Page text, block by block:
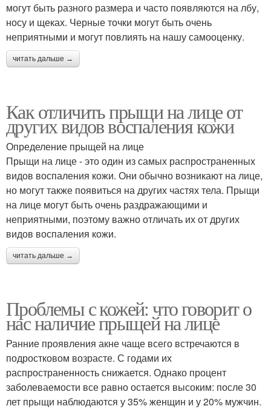
могут быть разного размера и часто появляются на лбу,
носу и щеках. Черные точки могут быть очень
неприятными и могут повлиять на нашу самооценку.
читать дальше →
Как отличить прыщи на лице от
других видов воспаления кожи
Определение прыщей на лице
Прыщи на лице - это один из самых распространенных
видов воспаления кожи. Они обычно возникают на лице,
но могут также появиться на других частях тела. Прыщи
на лице могут быть очень раздражающими и
неприятными, поэтому важно отличать их от других
видов воспаления кожи.
читать дальше →
Проблемы с кожей: что говорит о
нас наличие прыщей на лице
Ранние проявления акне чаще всего встречаются в
подростковом возрасте. С годами их
распространенность снижается. Однако процент
заболеваемости все равно остается высоким: после 30
лет прыщи наблюдаются у 35% женщин и у 20% мужчин.